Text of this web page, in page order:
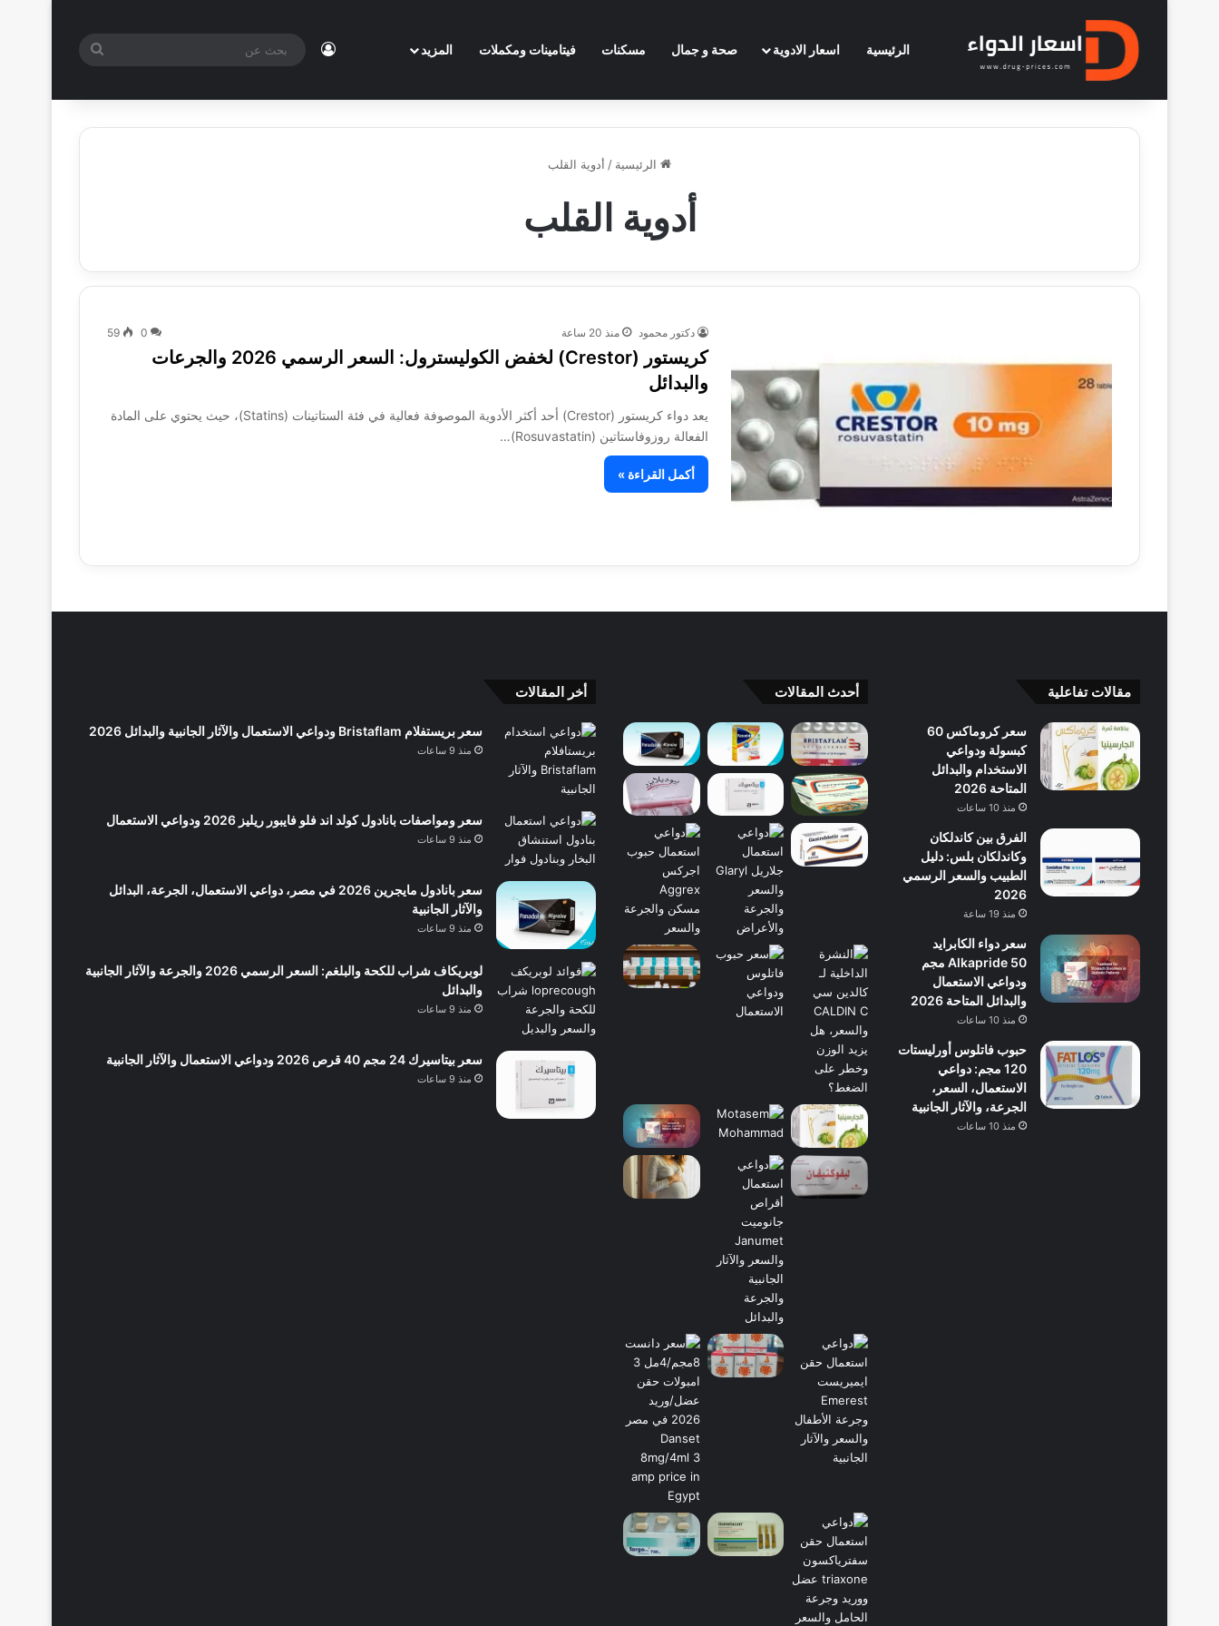
الرئيسية اسعار الادوية صحة و جمال مسكنات فيتامينات ومكملات المزيد تسجيل الدخول
بحث
الرئيسية / أدوية القلب
أدوية القلب
دكتور محمود منذ 20 ساعة 0
59
كريستور (Crestor) لخفض الكوليسترول: السعر الرسمي 2026 والجرعات
والبدائل
يعد دواء كريستور (Crestor) أحد أكثر الأدوية الموصوفة فعالية في فئة الستاتينات (Statins)، حيث يحتوي على المادة
الفعالة روزوفاستاتين (Rosuvastatin)…
أكمل القراءة »
مقالات تفاعلية
سعر كروماكس 60
كبسولة ودواعي
الاستخدام والبدائل
المتاحة 2026
منذ 10 ساعات
الفرق بين كاندلكان
وكاندلكان بلس: دليل
الطبيب والسعر الرسمي
2026
منذ 19 ساعة
سعر دواء الكابرايد
Alkapride 50 مجم
ودواعي الاستعمال
والبدائل المتاحة 2026
منذ 10 ساعات
حبوب فاتلوس أورليستات
120 مجم: دواعي
الاستعمال، السعر،
الجرعة، والآثار الجانبية
منذ 10 ساعات
أحدث المقالات أخر المقالات
سعر بريستفلام Bristaflam ودواعي الاستعمال والآثار الجانبية والبدائل 2026
منذ 9 ساعات
سعر ومواصفات بانادول كولد اند فلو فايبور ريليز 2026 ودواعي الاستعمال
منذ 9 ساعات
سعر بانادول مايجرين 2026 في مصر، دواعي الاستعمال، الجرعة، البدائل
والآثار الجانبية
منذ 9 ساعات
لوبريكاف شراب للكحة والبلغم: السعر الرسمي 2026 والجرعة والآثار الجانبية
والبدائل
منذ 9 ساعات
سعر بيتاسيرك 24 مجم 40 قرص 2026 ودواعي الاستعمال والآثار الجانبية
منذ 9 ساعات